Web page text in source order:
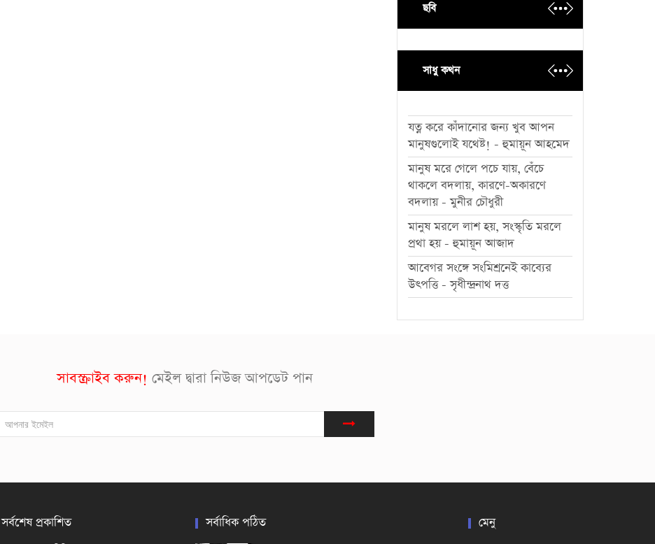
ছবি
সাধু কথন
যত্ন করে কাঁদানোর জন্য খুব আপন
মানুষগুলোই যথেষ্ট! - হুমায়ূন আহমেদ
মানুষ মরে গেলে পচে যায়, বেঁচে
থাকলে বদলায়, কারণে-অকারণে
বদলায় - মুনীর চৌধুরী
মানুষ মরলে লাশ হয়, সংস্কৃতি মরলে
প্রথা হয় - হুমায়ূন আজাদ
আবেগর সংঙ্গে সংমিশ্রনেই কাব্যের
উৎপত্তি - সৃধীন্দ্রনাথ দত্ত
সাবস্ক্রাইব করুন! মেইল দ্বারা নিউজ আপডেট পান
সর্বশেষ প্রকাশিত সর্বাধিক পঠিত মেনু